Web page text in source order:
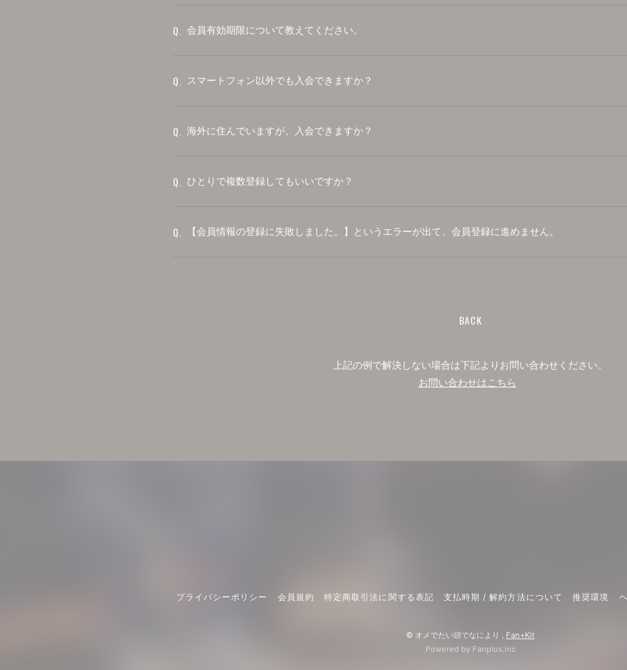
Q. 会員有効期限について教えてください。
Q. スマートフォン以外でも入会できますか？
Q. 海外に住んでいますが、入会できますか？
Q. ひとりで複数登録してもいいですか？
Q. 【会員情報の登録に失敗しました。】というエラーが出て、会員登録に進めません。
BACK
上記の例で解決しない場合は下記よりお問い合わせください。
お問い合わせはこちら
プライバシーポリシー 会員規約 特定商取引法に関する表記 支払時期 / 解約方法について 推奨環境
© オメでたい頭でなにより , Fan+Kit
Powered by Fanplus.inc